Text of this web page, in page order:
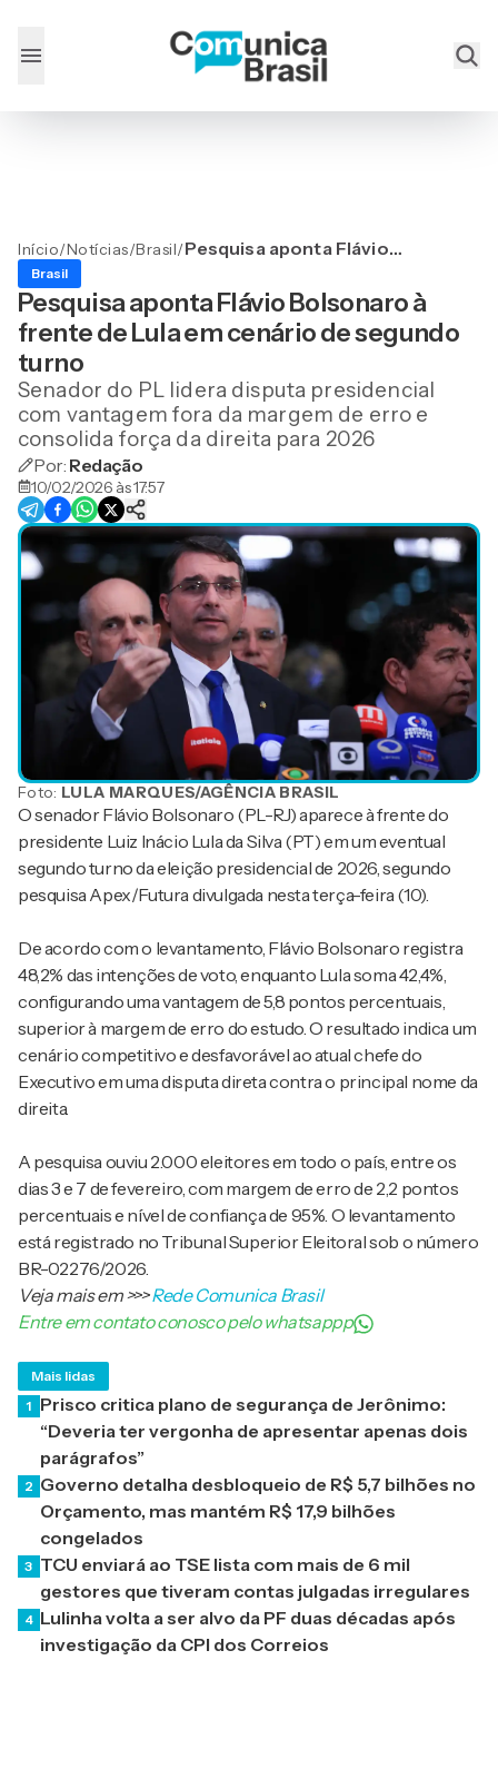
Início/Notícias/Brasil/Pesquisa aponta Flávio
em cenário de segundo
turno
Brasil
Pesquisa aponta Flávio Bolsonaro à
frente de Lula em cenário de segundo
turno
Senador do PL lidera disputa presidencial
com vantagem fora da margem de erro e
consolida força da direita para 2026
Por: Redação
10/02/2026 às 17:57
Foto: LULA MARQUES/AGÊNCIA BRASIL
O senador Flávio Bolsonaro (PL-RJ) aparece à frente do
presidente Luiz Inácio Lula da Silva (PT) em um eventual
segundo turno da eleição presidencial de 2026, segundo
pesquisa Apex/Futura divulgada nesta terça-feira (10).
De acordo com o levantamento, Flávio Bolsonaro registra
48,2% das intenções de voto, enquanto Lula soma 42,4%,
configurando uma vantagem de 5,8 pontos percentuais,
superior à margem de erro do estudo. O resultado indica um
cenário competitivo e desfavorável ao atual chefe do
Executivo em uma disputa direta contra o principal nome da
direita.
A pesquisa ouviu 2.000 eleitores em todo o país, entre os
dias 3 e 7 de fevereiro, com margem de erro de 2,2 pontos
percentuais e nível de confiança de 95%. O levantamento
está registrado no Tribunal Superior Eleitoral sob o número
BR-02276/2026.
Veja mais em>>>Rede Comunica Brasil
Entre em contato conosco pelo whatsappp
Mais lidas
1 Prisco critica plano de segurança de Jerônimo:
“Deveria ter vergonha de apresentar apenas dois
parágrafos”
2 Governo detalha desbloqueio de R$ 5,7 bilhões no
Orçamento, mas mantém R$ 17,9 bilhões
congelados
3 TCU enviará ao TSE lista com mais de 6 mil
gestores que tiveram contas julgadas irregulares
4 Lulinha volta a ser alvo da PF duas décadas após
investigação da CPI dos Correios